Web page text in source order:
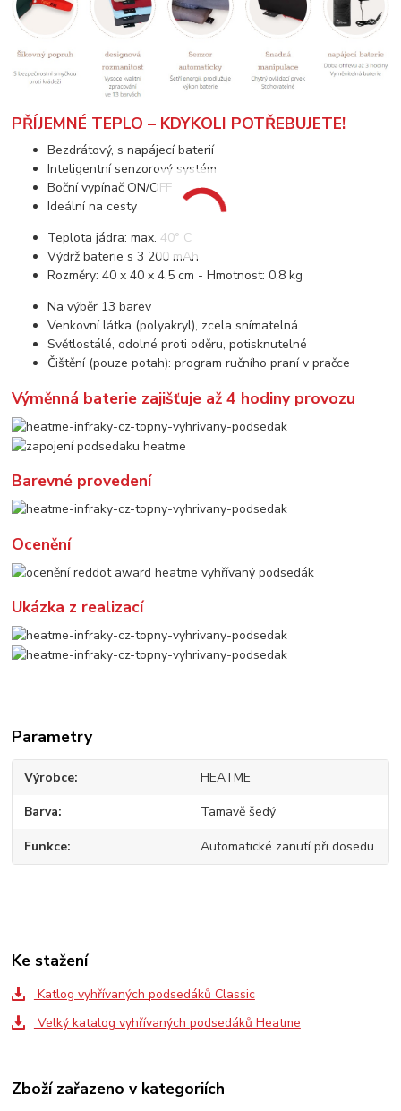
PŘÍJEMNÉ TEPLO – KDYKOLI POTŘEBUJETE!
Bezdrátový, s napájecí baterií
Inteligentní senzorový systém
Boční vypínač ON/OFF
Ideální na cesty
Teplota jádra: max. 40° C
Výdrž baterie s 3 200 mAh
Rozměry: 40 x 40 x 4,5 cm - Hmotnost: 0,8 kg
Na výběr 13 barev
Venkovní látka (polyakryl), zcela snímatelná
Světlostálé, odolné proti oděru, potisknutelné
Čištění (pouze potah): program ručního praní v pračce
Výměnná baterie zajišťuje až 4 hodiny provozu
Barevné provedení
Ocenění
Ukázka z realizací
Parametry
Výrobce HEATME
Barva Tamavě šedý
Funkce Automatické zanutí při dosedu
Ke stažení
Katlog vyhřívaných podsedáků Classic
Velký katalog vyhřívaných podsedáků Heatme
Zboží zařazeno v kategoriích